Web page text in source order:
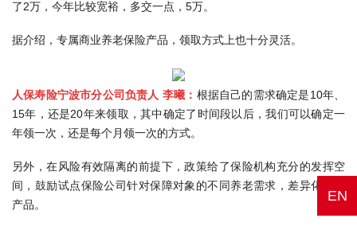
EN
了2万，今年比较宽裕，多交一点，5万。
据介绍，专属商业养老保险产品，领取方式上也十分灵活。
人保寿险宁波市分公司负责人 李曦： 根据自己的需求确定是10年、
15年，还是20年来领取，其中确定了时间段以后，我们可以确定一
年领一次，还是每个月领一次的方式。
另外，在风险有效隔离的前提下，政策给了保险机构充分的发挥空
间，鼓励试点保险公司针对保障对象的不同养老需求，差异化设计
产品。